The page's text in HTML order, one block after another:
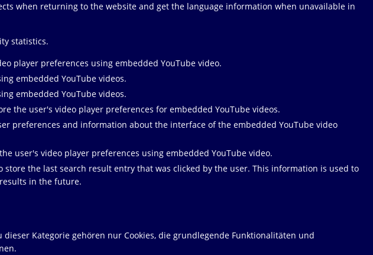
when returning to the website and get the language information when unavailable in
statistics.
player preferences using embedded YouTube video.
embedded YouTube videos.
embedded YouTube videos.
the user's video player preferences for embedded YouTube videos.
preferences and information about the interface of the embedded YouTube video
user's video player preferences using embedded YouTube video.
to store the last search result entry that was clicked by the user. This information is used to
in the future.
Kategorie gehören nur Cookies, die grundlegende Funktionalitäten und